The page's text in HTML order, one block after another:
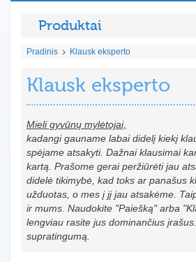
Produktai
Pradinis Klausk eksperto
Klausk eksperto
Mieli gyvūnų mylėtojai,
kadangi gauname labai didelį kiekį
spėjame atsakyti. Dažnai klausimai
kartą. Prašome gerai peržiūrėti jau
didelė tikimybė, kad toks ar panašus
užduotas, o mes į jį jau atsakėme.
ir mums. Naudokite "Paiešką" arba
lengviau rasite jus dominančius
supratingumą.